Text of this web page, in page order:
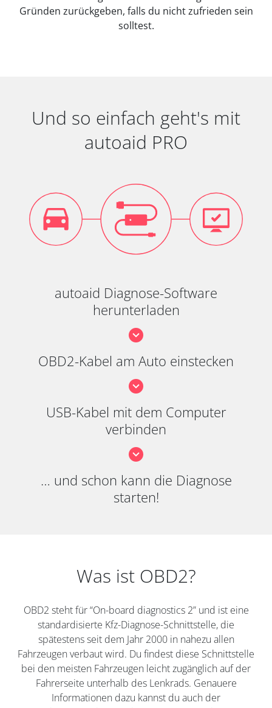
Gründen zurückgeben, falls du nicht zufrieden sein
solltest.
Und so einfach geht's mit
autoaid PRO
autoaid Diagnose-Software
herunterladen
OBD2-Kabel am Auto einstecken
USB-Kabel mit dem Computer
verbinden
… und schon kann die Diagnose
starten!
Was ist OBD2?
OBD2 steht für “On-board diagnostics 2” und ist eine
standardisierte Kfz-Diagnose-Schnittstelle, die
spätestens seit dem Jahr 2000 in nahezu allen
Fahrzeugen verbaut wird. Du findest diese Schnittstelle
bei den meisten Fahrzeugen leicht zugänglich auf der
Fahrerseite unterhalb des Lenkrads. Genauere
Informationen dazu kannst du auch der